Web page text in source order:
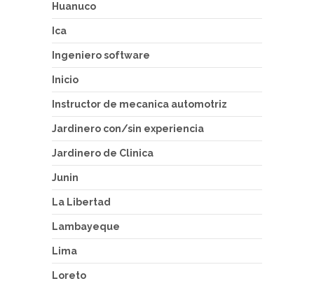
Huanuco
Ica
Ingeniero software
Inicio
Instructor de mecanica automotriz
Jardinero con/sin experiencia
Jardinero de Clinica
Junin
La Libertad
Lambayeque
Lima
Loreto